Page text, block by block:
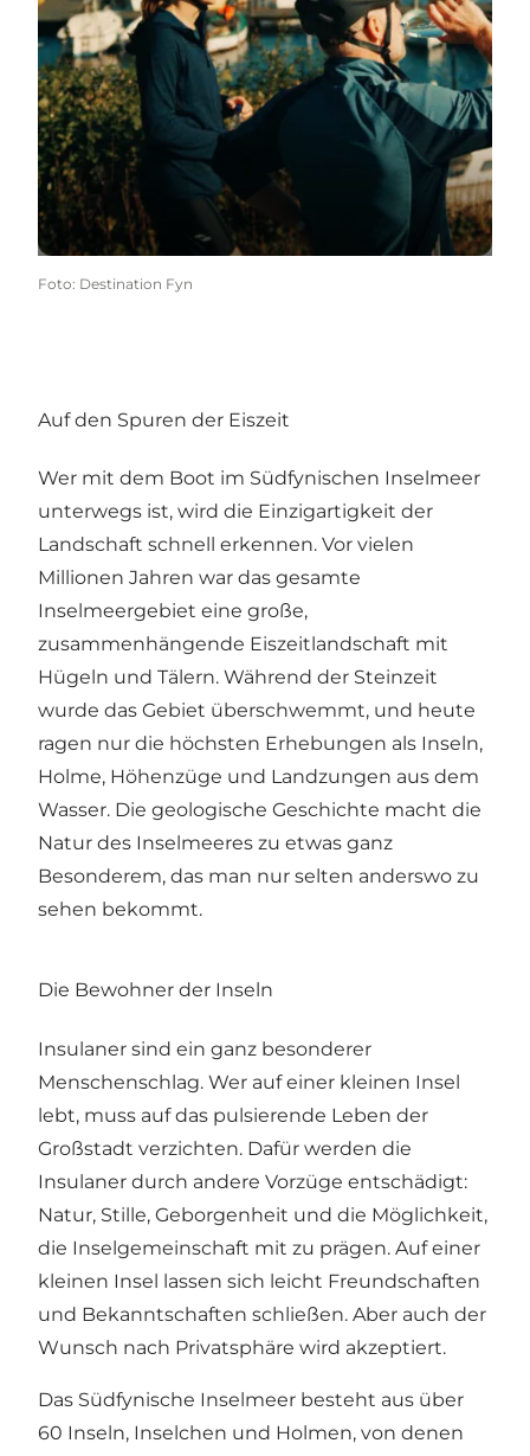
Foto: Destination Fyn
Auf den Spuren der Eiszeit
Wer mit dem Boot im Südfynischen Inselmeer
unterwegs ist, wird die Einzigartigkeit der
Landschaft schnell erkennen. Vor vielen
Millionen Jahren war das gesamte
Inselmeergebiet eine große,
zusammenhängende Eiszeitlandschaft mit
Hügeln und Tälern. Während der Steinzeit
wurde das Gebiet überschwemmt, und heute
ragen nur die höchsten Erhebungen als Inseln,
Holme, Höhenzüge und Landzungen aus dem
Wasser. Die geologische Geschichte macht die
Natur des Inselmeeres zu etwas ganz
Besonderem, das man nur selten anderswo zu
sehen bekommt.
Die Bewohner der Inseln
Insulaner sind ein ganz besonderer
Menschenschlag. Wer auf einer kleinen Insel
lebt, muss auf das pulsierende Leben der
Großstadt verzichten. Dafür werden die
Insulaner durch andere Vorzüge entschädigt:
Natur, Stille, Geborgenheit und die Möglichkeit,
die Inselgemeinschaft mit zu prägen. Auf einer
kleinen Insel lassen sich leicht Freundschaften
und Bekanntschaften schließen. Aber auch der
Wunsch nach Privatsphäre wird akzeptiert.
Das Südfynische Inselmeer besteht aus über
60 Inseln, Inselchen und Holmen, von denen